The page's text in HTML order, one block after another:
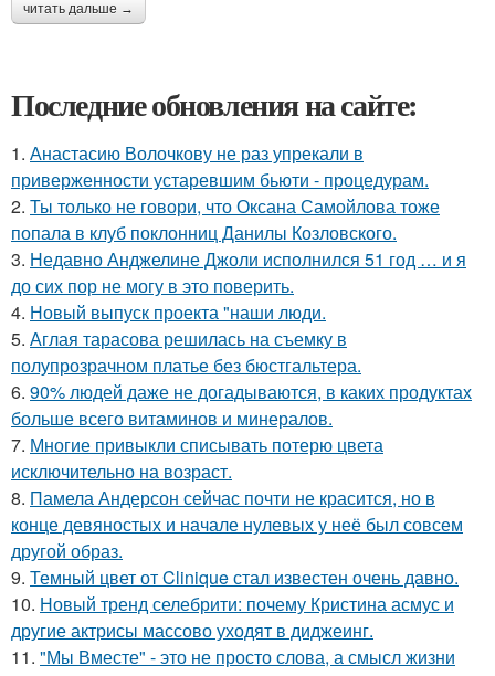
читать дальше →
Последние обновления на сайте:
1. Анастасию Волочкову не раз упрекали в
приверженности устаревшим бьюти - процедурам.
2. Ты только не говори, что Оксана Самойлова тоже
попала в клуб поклонниц Данилы Козловского.
3. Недавно Анджелине Джоли исполнился 51 год … и я
до сих пор не могу в это поверить.
4. Новый выпуск проекта "наши люди.
5. Аглая тарасова решилась на съемку в
полупрозрачном платье без бюстгальтера.
6. 90% людей даже не догадываются, в каких продуктах
больше всего витаминов и минералов.
7. Многие привыкли списывать потерю цвета
исключительно на возраст.
8. Памела Андерсон сейчас почти не красится, но в
конце девяностых и начале нулевых у неё был совсем
другой образ.
9. Темный цвет от Clinique стал известен очень давно.
10. Новый тренд селебрити: почему Кристина асмус и
другие актрисы массово уходят в диджеинг.
11. "Мы Вместе" - это не просто слова, а смысл жизни